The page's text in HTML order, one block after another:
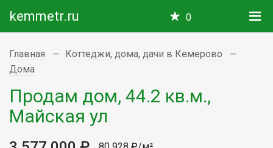
kemmetr.ru 0
Главная
Коттеджи, дома, дачи в Кемерово
Дома
Продам дом, 44.2 кв.м.,
Майская ул